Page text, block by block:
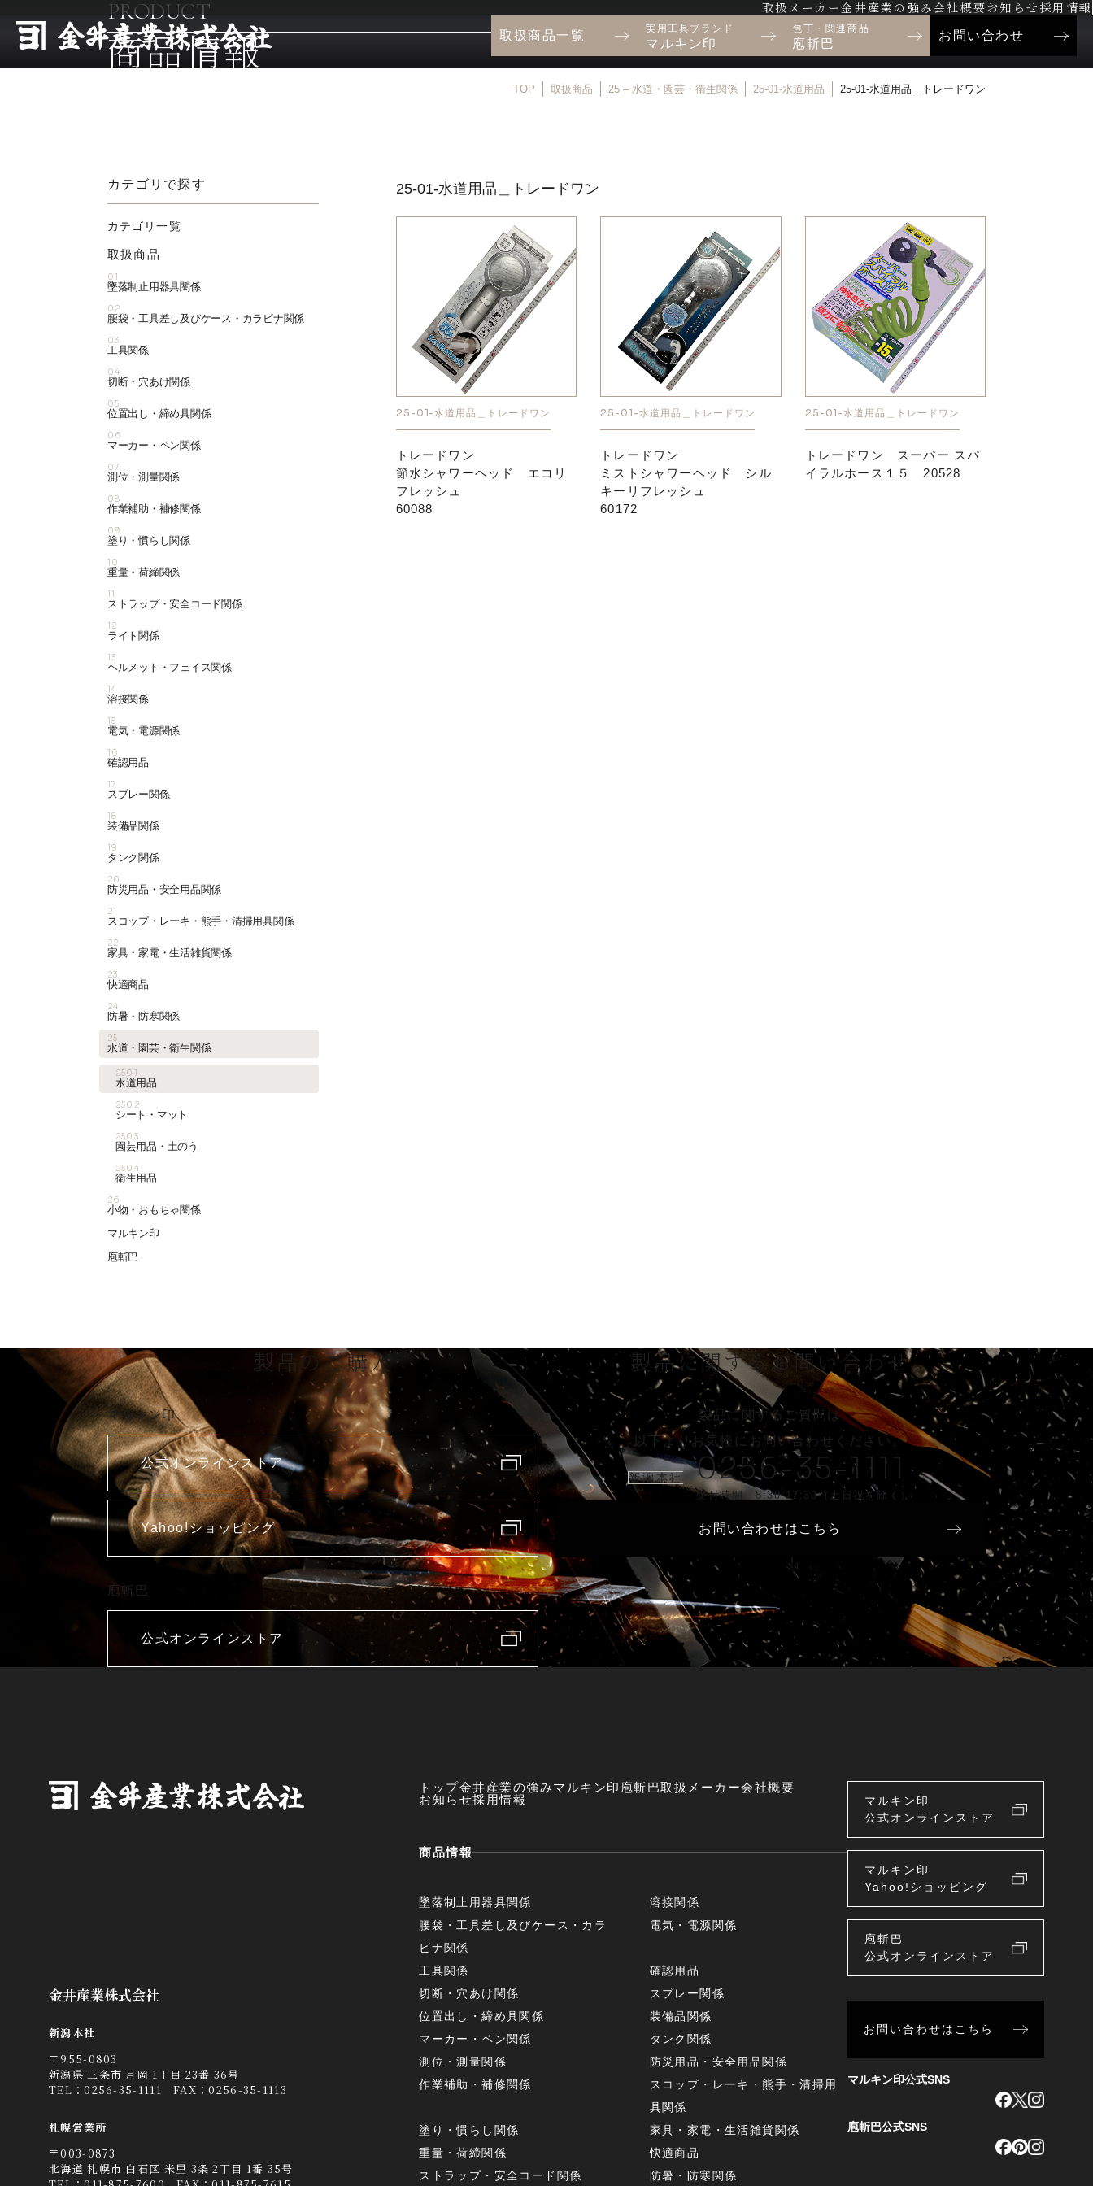
取扱メーカー金井産業の強み 会社概要お知らせ 採用情報
取扱商品一覧 実用工具ブランド
マルキン印
包丁・関連商品
庖斬巴
お問い合わせ
PRODUCT
商品情報
TOP 取扱商品 25 – 水道・園芸・衛生関係 25-01-水道用品 25-01-水道用品＿トレードワン
25-01-水道用品＿トレードワン
25-01-水道用品＿トレードワン
トレードワン
節水シャワーヘッド エコリ
フレッシュ
60088
25-01-水道用品＿トレードワン
トレードワン
ミストシャワーヘッド シル
キーリフレッシュ
60172
25-01-水道用品＿トレードワン
トレードワン スーパー スパ
イラルホース１５ 20528
カテゴリで探す
カテゴリ一覧
取扱商品
01
墜落制止用器具関係
02
腰袋・工具差し及びケース・カラビナ関係
03
工具関係
04
切断・穴あけ関係
05
位置出し・締め具関係
06
マーカー・ペン関係
07
測位・測量関係
08
作業補助・補修関係
09
塗り・慣らし関係
10
重量・荷締関係
11
ストラップ・安全コード関係
12
ライト関係
13
ヘルメット・フェイス関係
14
溶接関係
15
電気・電源関係
16
確認用品
17
スプレー関係
18
装備品関係
19
タンク関係
20
防災用品・安全用品関係
21
スコップ・レーキ・熊手・清掃用具関係
22
家具・家電・生活雑貨関係
23
快適商品
24
防暑・防寒関係
25
水道・園芸・衛生関係
2501
水道用品
2502
シート・マット
2503
園芸用品・土のう
2504
衛生用品
26
小物・おもちゃ関係
マルキン印
庖斬巴
製品のご購入
マルキン印
公式オンラインストア
Yahoo!ショッピング
庖斬巴
公式オンラインストア
製品に関するお問い合わせ
製品に関するご質問は
以下よりお気軽に
お問い合わせください。
新潟本社 0256-35-1111
受付時間 8:30-17:30（土日祝を除く）
お問い合わせはこちら
金井産業株式会社
新潟本社
〒955-0803
新潟県 三条市 月岡 1丁目 23番 36号
TEL：0256-35-1111 FAX：0256-35-1113
札幌営業所
〒003-0873
北海道 札幌市 白石区 米里 3条 2丁目 1番 35号
トップ金井産業の強みマルキン印 庖斬巴取扱メーカー会社概要
お知らせ採用情報
商品情報
墜落制止用器具関係
腰袋・工具差し及びケース・カラ
ビナ関係
工具関係
切断・穴あけ関係
位置出し・締め具関係
マーカー・ペン関係
測位・測量関係
作業補助・補修関係
塗り・慣らし関係
重量・荷締関係
ストラップ・安全コード関係
溶接関係
電気・電源関係
確認用品
スプレー関係
装備品関係
タンク関係
防災用品・安全用品関係
スコップ・レーキ・熊手・清掃用
具関係
家具・家電・生活雑貨関係
快適商品
防暑・防寒関係
マルキン印
公式オンラインストア
マルキン印
Yahoo!ショッピング
庖斬巴
公式オンラインストア
お問い合わせはこちら
マルキン印公式SNS
庖斬巴公式SNS